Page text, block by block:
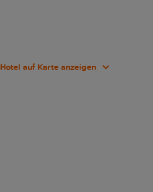
Hotel auf Karte anzeigen